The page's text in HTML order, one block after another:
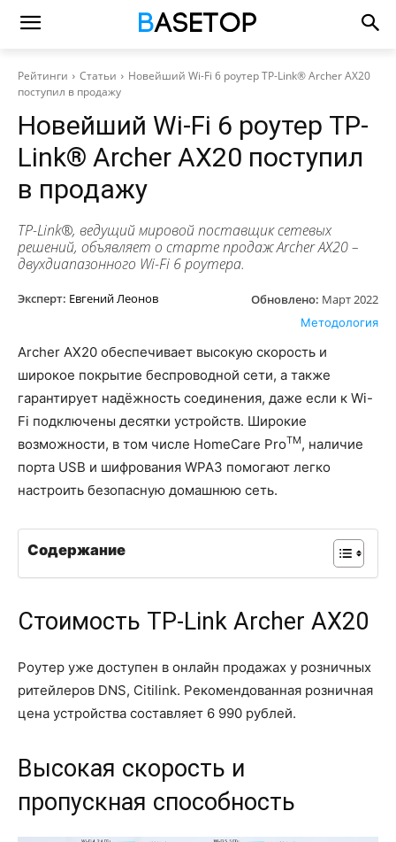
Рейтинги Статьи
Новейший Wi-Fi 6 роутер TP-Link® Archer AX20
поступил в продажу
Новейший Wi-Fi 6 роутер TP-
Link® Archer AX20 поступил
в продажу
TP-Link®, ведущий мировой поставщик сетевых
решений, объявляет о старте продаж Archer AX20 –
двухдиапазонного Wi-Fi 6 роутера.
Эксперт: Евгений Леонов Обновлено: Март 2022
Методология
Archer AX20 обеспечивает высокую скорость и
широкое покрытие беспроводной сети, а также
гарантирует надёжность соединения, даже если к Wi-
Fi подключены десятки устройств. Широкие
возможности, в том числе HomeCare ProTM, наличие
порта USB и шифрования WPA3 помогают легко
настроить безопасную домашнюю сеть.
Содержание
Стоимость TP-Link Archer AX20
Роутер уже доступен в онлайн продажах у розничных
ритейлеров DNS, Citilink. Рекомендованная розничная
цена устройства составляет 6 990 рублей.
Высокая скорость и
пропускная способность